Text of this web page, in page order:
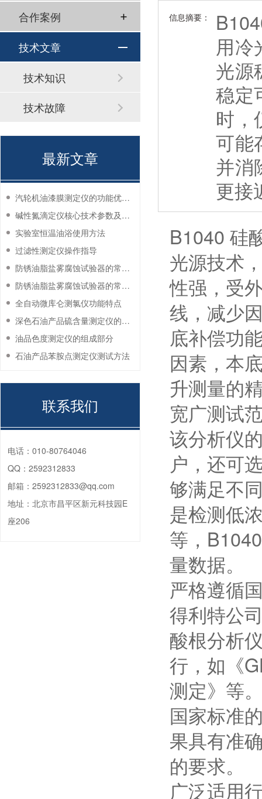
信息摘要：
用冷
光源
稳定
时，
可能
并消
更接
B1040 硅
光源技术
性强，受
线，减少
底补偿功
因素，本
升测量的
宽广测试
该分析仪
户，还可
够满足不
是检测低
等，
量数据。
严格遵循
得利特公
酸根分析
行，如《
测定》等
国家标准
果具有准
的要求。
广泛适用
合作案例
技术文章
技术知识
技术故障
最新文章
汽轮机油漆膜测定仪的功能优势有哪些？
碱性氮滴定仪核心技术参数及应用说明
实验室恒温油浴使用方法
过滤性测定仪操作指导
防锈油脂盐雾腐蚀试验器的常见故障与解决方法
防锈油脂盐雾腐蚀试验器的常见故障与解决方法
全自动微库仑测氯仪功能特点
深色石油产品硫含量测定仪的工作环境要求
油品色度测定仪的组成部分
石油产品苯胺点测定仪测试方法
联系我们
电话： 010-80764046
QQ： 2592312833
邮箱： 2592312833@qq.com
地址： 北京市昌平区新元科技园E
座206